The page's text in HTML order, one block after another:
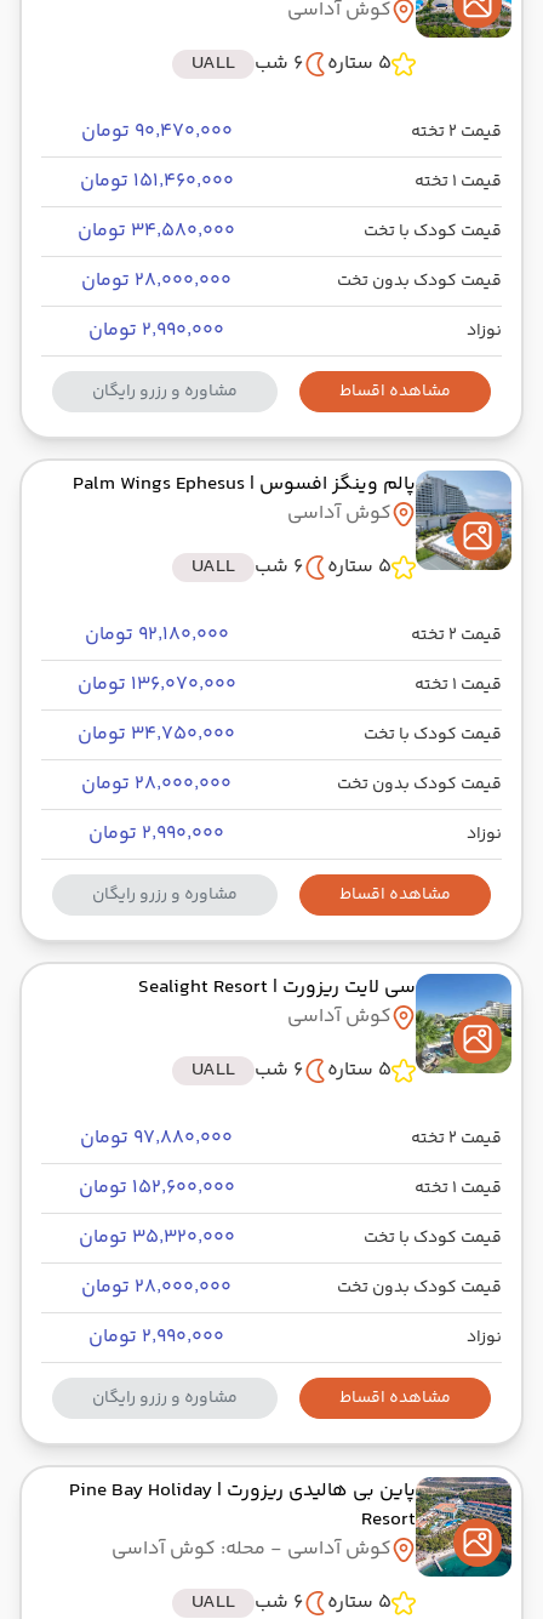
کوش آداسی
5 ستاره
6 شب UALL
قیمت 2 تخته ۹۰٬۴۷۰٬۰۰۰ تومان
قیمت 1 تخته ۱۵۱٬۴۶۰٬۰۰۰ تومان
قیمت کودک با تخت ۳۴٬۵۸۰٬۰۰۰ تومان
قیمت کودک بدون تخت ۲۸٬۰۰۰٬۰۰۰ تومان
نوزاد ۲٬۹۹۰٬۰۰۰ تومان
مشاهده اقساط مشاوره و رزرو رایگان
پالم وینگز افسوس | Palm Wings Ephesus
کوش آداسی
5 ستاره
6 شب UALL
قیمت 2 تخته ۹۲٬۱۸۰٬۰۰۰ تومان
قیمت 1 تخته ۱۳۶٬۰۷۰٬۰۰۰ تومان
قیمت کودک با تخت ۳۴٬۷۵۰٬۰۰۰ تومان
قیمت کودک بدون تخت ۲۸٬۰۰۰٬۰۰۰ تومان
نوزاد ۲٬۹۹۰٬۰۰۰ تومان
مشاهده اقساط مشاوره و رزرو رایگان
سی لایت ریزورت | Sealight Resort
کوش آداسی
5 ستاره
6 شب UALL
قیمت 2 تخته ۹۷٬۸۸۰٬۰۰۰ تومان
قیمت 1 تخته ۱۵۲٬۶۰۰٬۰۰۰ تومان
قیمت کودک با تخت ۳۵٬۳۲۰٬۰۰۰ تومان
قیمت کودک بدون تخت ۲۸٬۰۰۰٬۰۰۰ تومان
نوزاد ۲٬۹۹۰٬۰۰۰ تومان
مشاهده اقساط مشاوره و رزرو رایگان
پاین بی هالیدی ریزورت | Pine Bay Holiday
Resort
کوش آداسی - محله: کوش آداسی
5 ستاره
6 شب UALL